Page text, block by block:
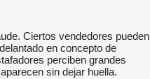
Ciertos vendedores pueden
en concepto de
perciben grandes
sin dejar huella.